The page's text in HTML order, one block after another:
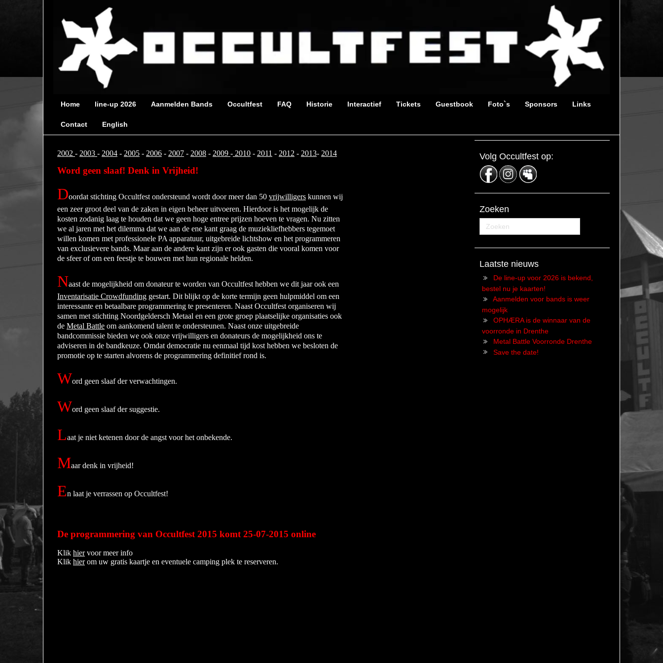
Home line-up 2026 Aanmelden Bands Occultfest FAQ Historie Interactief Tickets Guestbook Foto`s Sponsors Links
Contact English
Volg Occultfest op:
Zoeken
Laatste nieuws
De line-up voor 2026 is bekend,
bestel nu je kaarten!
Aanmelden voor bands is weer
mogelijk
OPHÆRA is de winnaar van de
voorronde in Drenthe
Metal Battle Voorronde Drenthe
Save the date!